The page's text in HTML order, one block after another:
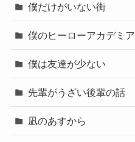
僕だけがいない街
僕のヒーローアカデミア
僕は友達が少ない
先輩がうざい後輩の話
凪のあすから